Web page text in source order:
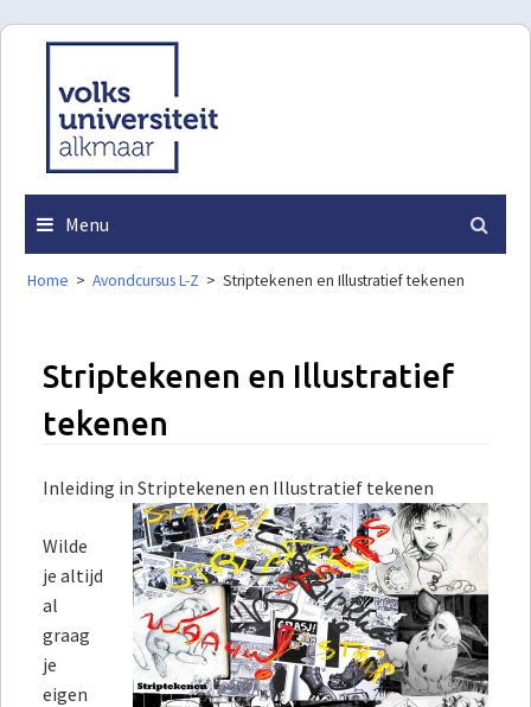
Skip
content
Menu
Home > Avondcursus L-Z > Striptekenen en Illustratief tekenen
Striptekenen en Illustratief
tekenen
Inleiding in Striptekenen en Illustratief tekenen
Wilde
je altijd
al
graag
je
eigen